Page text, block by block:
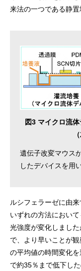
来法の一つである静置
図3 マイクロ流
遺伝子改変マウス
したデバイスを用
ルシフェラーゼに由
いずれの方法におい
光強度が変化しまし
で、より早いことが
の平均値の時間変化
で約35％まで低下し